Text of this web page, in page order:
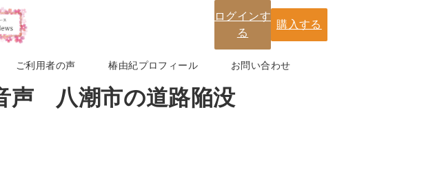
ログインす
る
購入する
ご利用者の声 椿由紀プロフィール お問い合わせ
声 八潮市の道路陥没